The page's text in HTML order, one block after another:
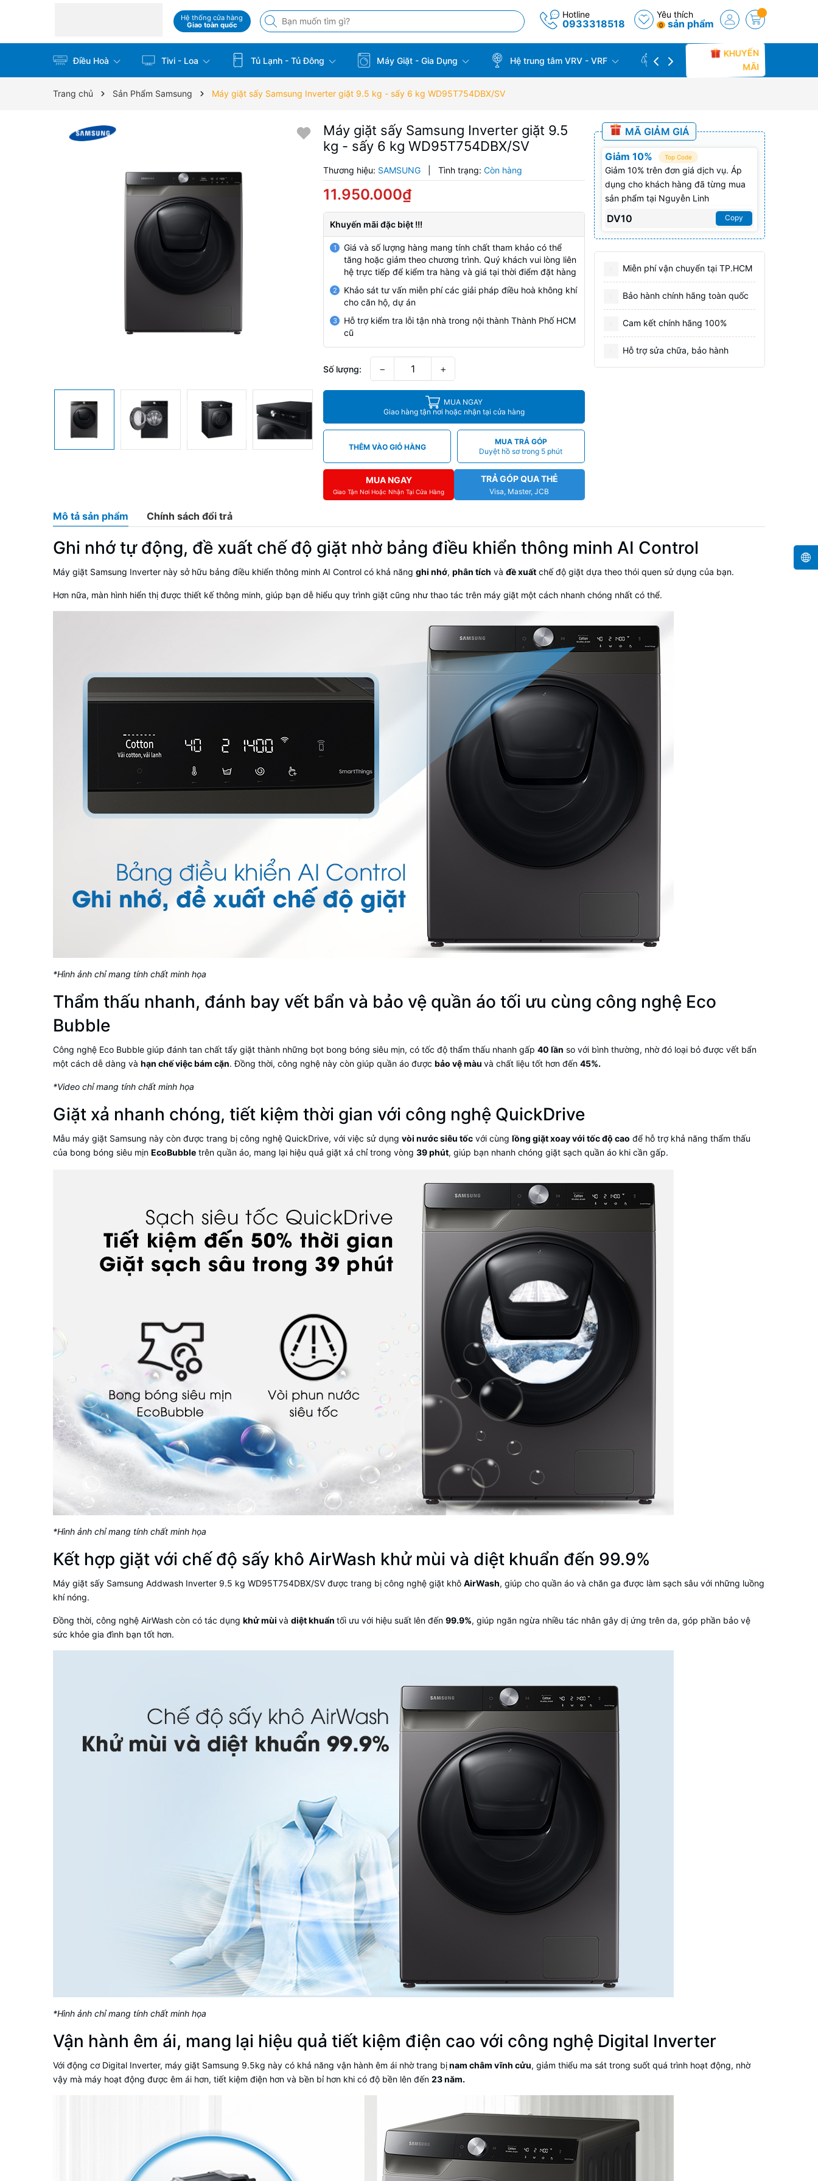
Hệ thống cửa hàng
Giao toàn quốc
Hotline
0933318518
Yêu thích
0 sản phẩm
Điều Hoà Tivi - Loa Tủ Lạnh - Tủ Đông Máy Giặt - Gia Dụng Hệ trung tâm VRV - VRF CÔNG TRÌNH THỰC TẾ
KHUYẾN
MÃI
Trang chủ Sản Phẩm Samsung Máy giặt sấy Samsung Inverter giặt 9.5 kg - sấy 6 kg WD95T754DBX/SV
Máy giặt sấy Samsung Inverter giặt 9.5
kg - sấy 6 kg WD95T754DBX/SV
Thương hiệu: SAMSUNG Tình trạng: Còn hàng
11.950.000₫
Khuyến mãi đặc biệt !!!
1
Giá và số lượng hàng mang tính chất tham khảo có thể
tăng hoặc giảm theo chương trình. Quý khách vui lòng liên
hệ trực tiếp để kiểm tra hàng và giá tại thời điểm đặt hàng
2
Khảo sát tư vấn miễn phí các giải pháp điều hoà không khí
cho căn hộ, dự án
3
Hỗ trợ kiểm tra lỗi tận nhà trong nội thành Thành Phố HCM
cũ
Số lượng: − +
MUA NGAY
Giao hàng tận nơi hoặc nhận tại cửa hàng
THÊM VÀO GIỎ HÀNG
MUA TRẢ GÓP
Duyệt hồ sơ trong 5 phút
MUA NGAY
Giao Tận Nơi Hoặc Nhận Tại Cửa Hàng
TRẢ GÓP QUA THẺ
Visa, Master, JCB
MÃ GIẢM GIÁ
Giảm 10% Top Code
Giảm 10% trên đơn giá dịch vụ. Áp
dụng cho khách hàng đã từng mua
sản phẩm tại Nguyễn Linh
DV10 Copy
Miễn phí vận chuyển tại TP.HCM
Bảo hành chính hãng toàn quốc
Cam kết chính hãng 100%
Hỗ trợ sửa chữa, bảo hành
Mô tả sản phẩm Chính sách đổi trả
Ghi nhớ tự động, đề xuất chế độ giặt nhờ bảng điều khiển thông minh AI Control
Máy giặt Samsung Inverter này sở hữu bảng điều khiển thông minh AI Control có khả năng ghi nhớ, phân tích và đề xuất chế độ giặt dựa theo thói quen sử dụng của bạn.
Hơn nữa, màn hình hiển thị được thiết kế thông minh, giúp bạn dễ hiểu quy trình giặt cũng như thao tác trên máy giặt một cách nhanh chóng nhất có thể.
*Hình ảnh chỉ mang tính chất minh họa
Thẩm thấu nhanh, đánh bay vết bẩn và bảo vệ quần áo tối ưu cùng công nghệ Eco
Bubble
Công nghệ Eco Bubble giúp đánh tan chất tẩy giặt thành những bọt bong bóng siêu mịn, có tốc độ thẩm thấu nhanh gấp 40 lần so với bình thường, nhờ đó loại bỏ được vết bẩn
một cách dễ dàng và hạn chế việc bám cặn. Đồng thời, công nghệ này còn giúp quần áo được bảo vệ màu và chất liệu tốt hơn đến 45%.
*Video chỉ mang tính chất minh họa
Giặt xả nhanh chóng, tiết kiệm thời gian với công nghệ QuickDrive
Mẫu máy giặt Samsung này còn được trang bị công nghệ QuickDrive, với việc sử dụng vòi nước siêu tốc với cùng lồng giặt xoay với tốc độ cao để hỗ trợ khả năng thẩm thấu
của bong bóng siêu mịn EcoBubble trên quần áo, mang lại hiệu quả giặt xả chỉ trong vòng 39 phút, giúp bạn nhanh chóng giặt sạch quần áo khi cần gấp.
*Hình ảnh chỉ mang tính chất minh họa
Kết hợp giặt với chế độ sấy khô AirWash khử mùi và diệt khuẩn đến 99.9%
Máy giặt sấy Samsung Addwash Inverter 9.5 kg WD95T754DBX/SV được trang bị công nghệ giặt khô AirWash, giúp cho quần áo và chăn ga được làm sạch sâu với những luồng
khí nóng.
Đồng thời, công nghệ AirWash còn có tác dụng khử mùi và diệt khuẩn tối ưu với hiệu suất lên đến 99.9%, giúp ngăn ngừa nhiều tác nhân gây dị ứng trên da, góp phần bảo vệ
sức khỏe gia đình bạn tốt hơn.
*Hình ảnh chỉ mang tính chất minh họa
Vận hành êm ái, mang lại hiệu quả tiết kiệm điện cao với công nghệ Digital Inverter
Với động cơ Digital Inverter, máy giặt Samsung 9.5kg này có khả năng vận hành êm ái nhờ trang bịnam châm vĩnh cửu, giảm thiểu ma sát trong suốt quá trình hoạt động, nhờ
vậy mà máy hoạt động được êm ái hơn, tiết kiệm điện hơn và bền bỉ hơn khi có độ bền lên đến 23 năm.